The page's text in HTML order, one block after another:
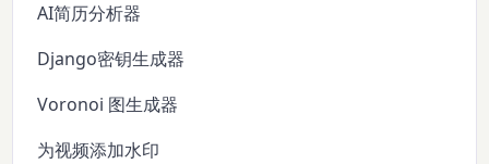
AI简历分析器
Django密钥生成器
Voronoi 图生成器
为视频添加水印